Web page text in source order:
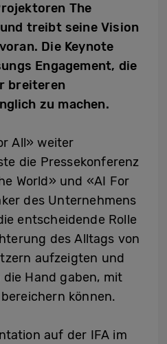
The
treibt seine Vision
Die Keynote
Engagement, die
breiteren
zu machen.
All» weiter
die Pressekonferenz
World» und «AI For
des Unternehmens
entscheidende Rolle
des Alltags von
aufzeigten und
die Hand gaben, mit
können.
auf der IFA im